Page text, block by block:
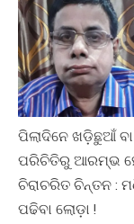
ପିଲାଦିନେ ଖଡ଼ିଛୁଆଁ
ପରିଚିତିରୁ ଆରମ୍ଭ
ଚିରାଚରିତ ଚିନ୍ତନ :
ପଢିବା ଲୋଡ଼ା !